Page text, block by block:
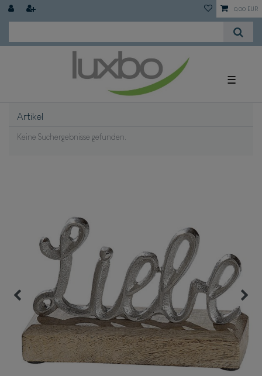
0,00 EUR
☰
Artikel
Keine Suchergebnisse gefunden.